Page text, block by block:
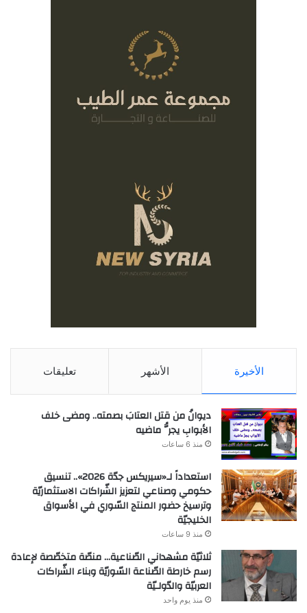
الأخيرة الأشهر تعليقات
ديوانُ من قتل العتابَ بصمته.. ومضى خلف
الأبوابِ يجرُّ ماضيه
منذ 6 ساعات
استعداداً لـ«سيريكس جدّة 2026».. تنسيق
حكومي وصناعي لتعزيز الشّراكات الاستثماريّة
وترسيخ حضور المنتج السّوري في الأسواق
الخليجيّة
منذ 9 ساعات
ثلاثيّة مشهداني الصّناعية… منصّة متخصّصة لإعادة
رسم خارطة الصّناعة السّوريّة وبناء الشّراكات
العربيّة والدّولـيّة
منذ يوم واحد